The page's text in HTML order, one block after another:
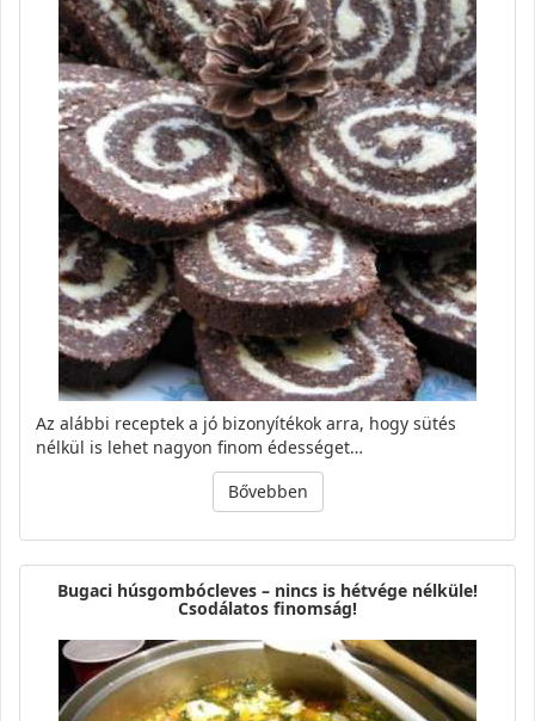
Az alábbi receptek a jó bizonyítékok arra, hogy sütés
nélkül is lehet nagyon finom édességet…
Bővebben
Bugaci húsgombócleves – nincs is hétvége nélküle!
Csodálatos finomság!